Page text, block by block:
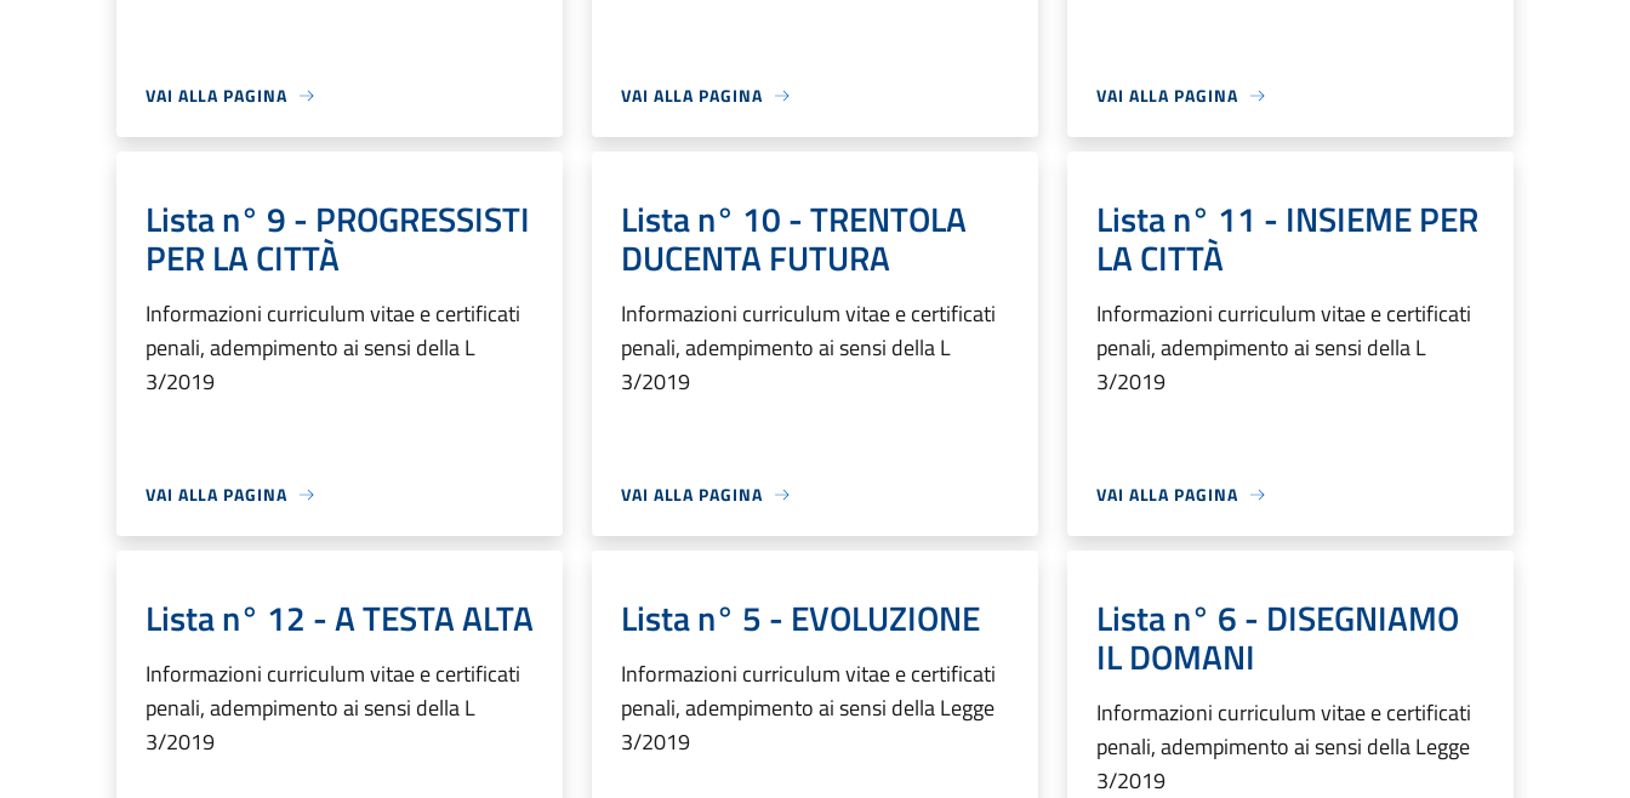
VAI ALLA PAGINA VAI ALLA PAGINA VAI ALLA PAGINA
Lista n° 9 - PROGRESSISTI
PER LA CITTÀ
Informazioni curriculum vitae e certificati
penali, adempimento ai sensi della L
3/2019
VAI ALLA PAGINA
Lista n° 10 - TRENTOLA
DUCENTA FUTURA
Informazioni curriculum vitae e certificati
penali, adempimento ai sensi della L
3/2019
VAI ALLA PAGINA
Lista n° 11 - INSIEME PER
LA CITTÀ
Informazioni curriculum vitae e certificati
penali, adempimento ai sensi della L
3/2019
VAI ALLA PAGINA
Lista n° 12 - A TESTA ALTA
Informazioni curriculum vitae e certificati
penali, adempimento ai sensi della L
3/2019
Lista n° 5 - EVOLUZIONE
Informazioni curriculum vitae e certificati
penali, adempimento ai sensi della Legge
3/2019
Lista n° 6 - DISEGNIAMO
IL DOMANI
Informazioni curriculum vitae e certificati
penali, adempimento ai sensi della Legge
3/2019